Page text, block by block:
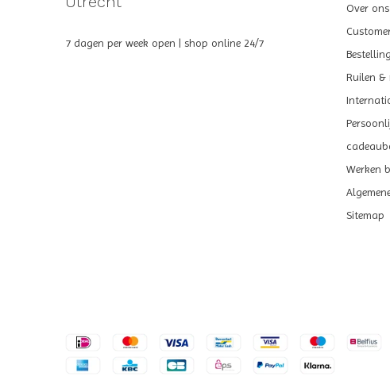
7 dagen per week open | shop online 24/7
Over
Ruilen &
Werken
Sitemap